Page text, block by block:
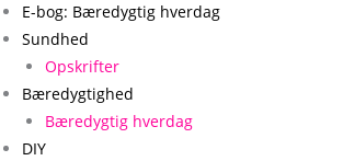
E-bog: Bæredygtig hverdag
Sundhed
Opskrifter
Bæredygtighed
Bæredygtig hverdag
DIY